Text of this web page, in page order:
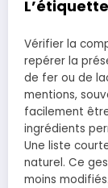
Vérifier la
repérer la
de fer ou de
mentions,
facilement
ingrédients
Une liste
naturel. Ce
moins modifiés.